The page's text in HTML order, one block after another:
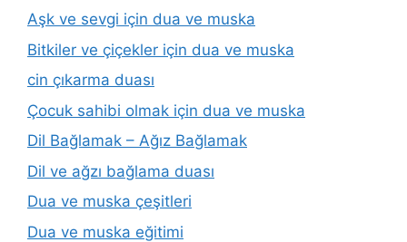
Aşk ve sevgi için dua ve muska
Bitkiler ve çiçekler için dua ve muska
cin çıkarma duası
Çocuk sahibi olmak için dua ve muska
Dil Bağlamak – Ağız Bağlamak
Dil ve ağzı bağlama duası
Dua ve muska çeşitleri
Dua ve muska eğitimi